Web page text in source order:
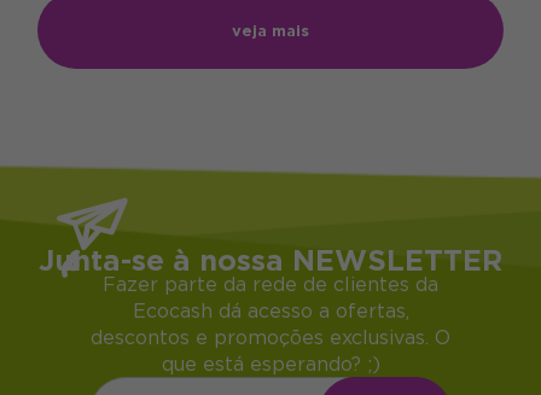
veja mais
Junta-se à nossa NEWSLETTER
Fazer parte da rede de clientes da
Ecocash dá acesso a ofertas,
descontos e promoções exclusivas. O
que está esperando? ;)